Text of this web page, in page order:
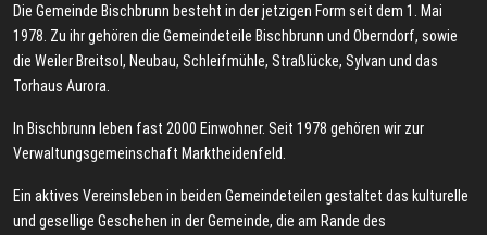
Die Gemeinde Bischbrunn besteht in der jetzigen Form seit dem 1. Mai
1978. Zu ihr gehören die Gemeindeteile Bischbrunn und Oberndorf, sowie
die Weiler Breitsol, Neubau, Schleifmühle, Straßlücke, Sylvan und das
Torhaus Aurora.
In Bischbrunn leben fast 2000 Einwohner. Seit 1978 gehören wir zur
Verwaltungsgemeinschaft Marktheidenfeld.
Ein aktives Vereinsleben in beiden Gemeindeteilen gestaltet das kulturelle
und gesellige Geschehen in der Gemeinde, die am Rande des